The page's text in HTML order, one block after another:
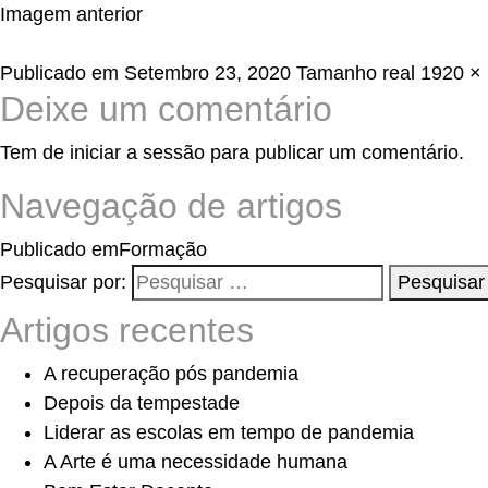
Imagem anterior
Publicado em Setembro 23, 2020 Tamanho real 1920 ×
Deixe um comentário
Tem de iniciar a sessão para publicar um comentário.
Navegação de artigos
Publicado emFormação
Pesquisar por:
Pesquisar
Artigos recentes
A recuperação pós pandemia
Depois da tempestade
Liderar as escolas em tempo de pandemia
A Arte é uma necessidade humana